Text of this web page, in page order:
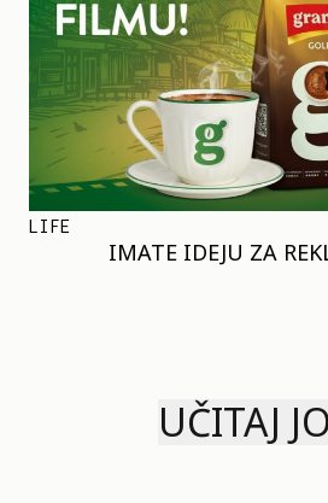
LIFE
IMATE IDEJU ZA
UČITAJ